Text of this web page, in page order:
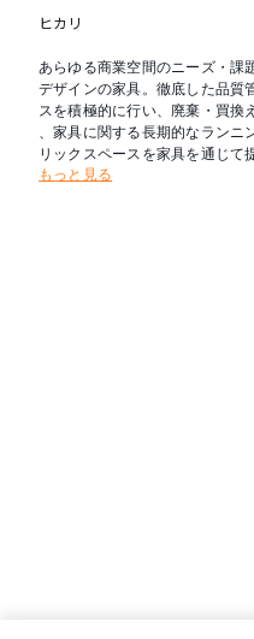
ヒカリ
あらゆる商業空間のニーズ・課
デザインの家具。徹底した品質
スを積極的に行い、廃棄・買換
、家具に関する長期的なランニ
リックスペースを家具を通じて
もっと見る